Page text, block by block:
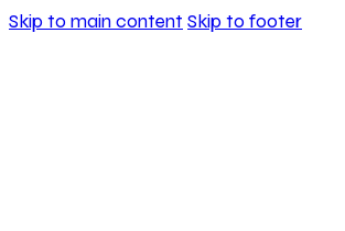
Skip to main content Skip to footer